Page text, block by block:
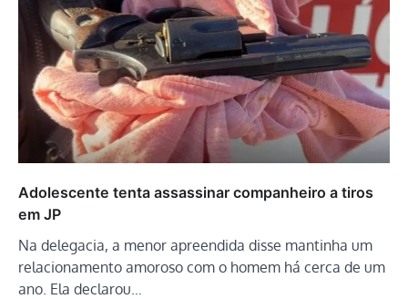
Adolescente tenta assassinar companheiro a tiros
em JP
Na delegacia, a menor apreendida disse mantinha um
relacionamento amoroso com o homem há cerca de um
ano. Ela declarou…